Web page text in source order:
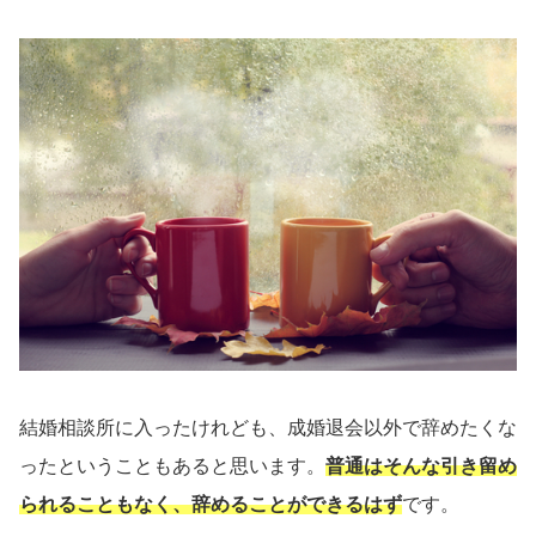
結婚相談所に入ったけれども、成婚退会以外で辞めたくな
ったということもあると思います。 普通はそんな引き留め
られることもなく、辞めることができるはずです。